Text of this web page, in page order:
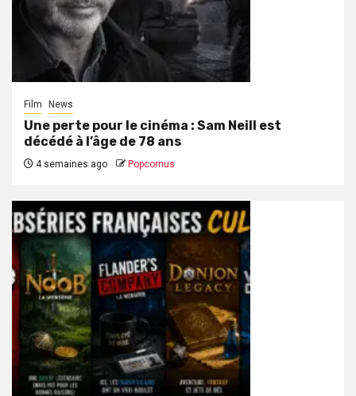
Film News
Une perte pour le cinéma : Sam Neill est
décédé à l’âge de 78 ans
4 semaines ago Popcornus